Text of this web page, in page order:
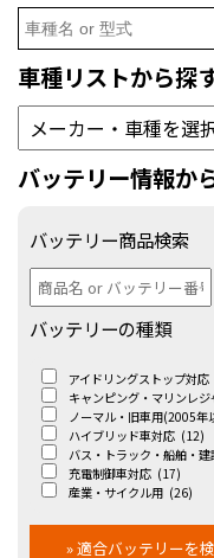
Search
for:
車種リストから探
バッテリー情報か
バッテリー商品検索
バッテリーの種類
アイドリングストップ対応
キャンピング・マリンレジ
ノーマル・旧車用(2005年
ハイブリッド車対応 (12)
バス・トラック・船舶・建
充電制御車対応 (17)
産業・サイクル用 (26)